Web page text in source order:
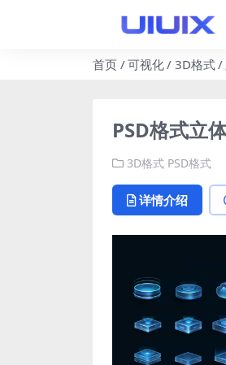
首页 可视化 3D格式
PSD格式立
3D格式 PSD格式
详情介绍